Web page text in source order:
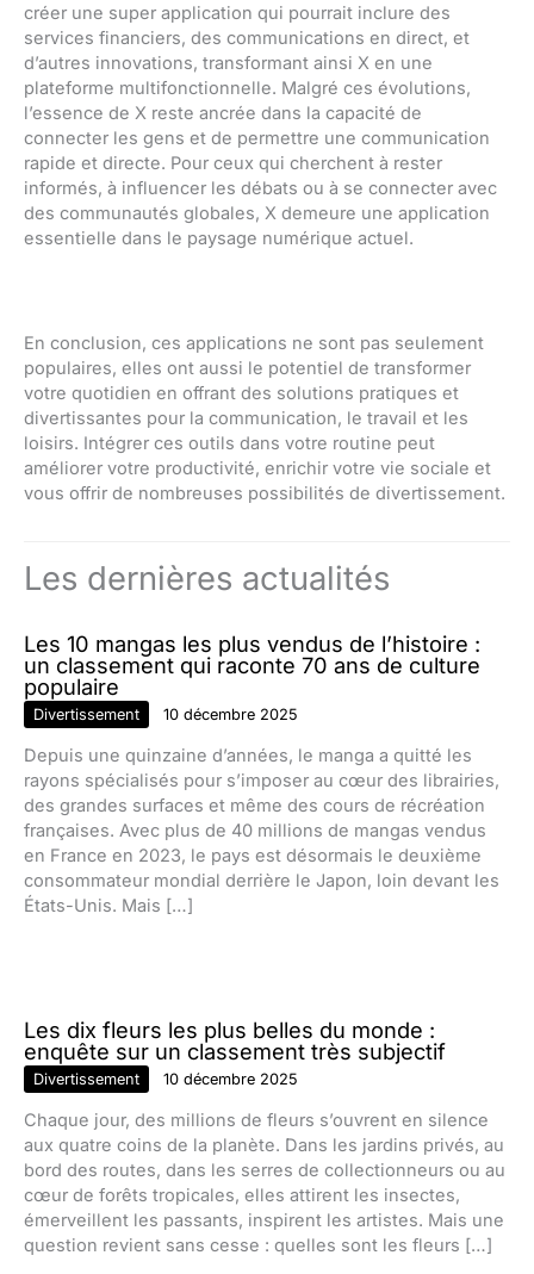
créer une super application qui pourrait inclure des
services financiers, des communications en direct, et
d’autres innovations, transformant ainsi X en une
plateforme multifonctionnelle. Malgré ces évolutions,
l’essence de X reste ancrée dans la capacité de
connecter les gens et de permettre une communication
rapide et directe. Pour ceux qui cherchent à rester
informés, à influencer les débats ou à se connecter avec
des communautés globales, X demeure une application
essentielle dans le paysage numérique actuel.
En conclusion, ces applications ne sont pas seulement
populaires, elles ont aussi le potentiel de transformer
votre quotidien en offrant des solutions pratiques et
divertissantes pour la communication, le travail et les
loisirs. Intégrer ces outils dans votre routine peut
améliorer votre productivité, enrichir votre vie sociale et
vous offrir de nombreuses possibilités de divertissement.
Les dernières actualités
Les 10 mangas les plus vendus de l’histoire :
un classement qui raconte 70 ans de culture
populaire
Divertissement 10 décembre 2025
Depuis une quinzaine d’années, le manga a quitté les
rayons spécialisés pour s’imposer au cœur des librairies,
des grandes surfaces et même des cours de récréation
françaises. Avec plus de 40 millions de mangas vendus
en France en 2023, le pays est désormais le deuxième
consommateur mondial derrière le Japon, loin devant les
États-Unis. Mais […]
Les dix fleurs les plus belles du monde :
enquête sur un classement très subjectif
Divertissement 10 décembre 2025
Chaque jour, des millions de fleurs s’ouvrent en silence
aux quatre coins de la planète. Dans les jardins privés, au
bord des routes, dans les serres de collectionneurs ou au
cœur de forêts tropicales, elles attirent les insectes,
émerveillent les passants, inspirent les artistes. Mais une
question revient sans cesse : quelles sont les fleurs […]